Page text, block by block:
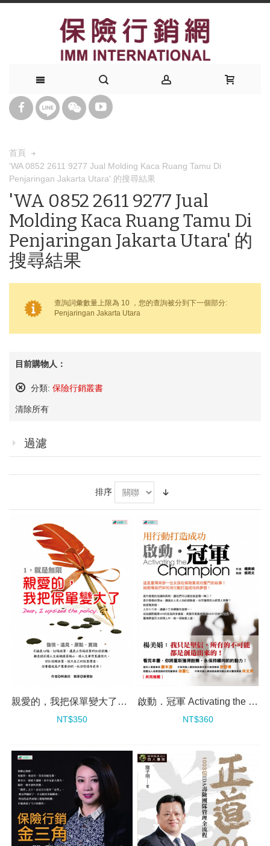
首頁
'WA 0852 2611 9277 Jual Molding Kaca Ruang Tamu Di
Penjaringan Jakarta Utara' 的搜尋結果
'WA 0852 2611 9277 Jual
Molding Kaca Ruang Tamu Di
Penjaringan Jakarta Utara' 的
搜尋結果
查詢詞彙數量上限為 10 ，您的查詢被分到下一個部分:
Penjaringan Jakarta Utara
目前購物人：
分類: 保險行銷叢書
除
項
清除所有
過濾
排序
親愛的，我把保單變大了──1，就是無限
NT$350
啟動．冠軍 Activating the Champion－用行動打造成功
NT$360